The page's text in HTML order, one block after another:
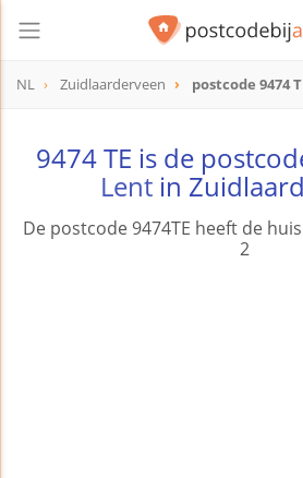
NL Zuidlaarderveen postcode 9474
9474 TE is de
Lent in
De postcode 9474TE heeft de
2